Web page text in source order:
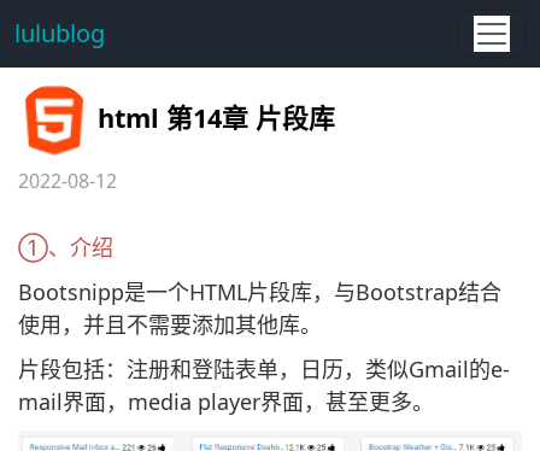
lulublog
html 第14章 片段库
2022-08-12
①、介绍
Bootsnipp是一个HTML片段库，与Bootstrap结合
使用，并且不需要添加其他库。
片段包括：注册和登陆表单，日历，类似Gmail的e-
mail界面，media player界面，甚至更多。